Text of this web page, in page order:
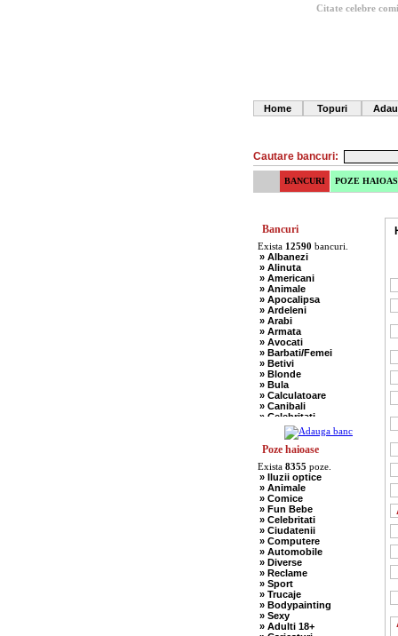
Citate celebre
Home Topuri
Cautare bancuri:
BANCURI POZE
Bancuri
Exista 12590 bancuri.
» Albanezi
» Alinuta
» Americani
» Animale
» Apocalipsa
» Ardeleni
» Arabi
» Armata
» Avocati
» Barbati/Femei
» Betivi
» Blonde
» Bula
» Calculatoare
» Canibali
» Celebritati
» Chelneri
» Chuck Norris
» Ciobani
» Copii
» Craciun
» Cugetari
» Culmi
» Deocheate
» Diverse
» Doctori
» Elevi-Studenti
» Englezi
» Evrei
» Francezi
» Ingineri
» Ion si Maria
» Istorice
» Misogine
» Moldoveni
Poze haioase
Exista 8355 poze.
» Iluzii optice
» Animale
» Comice
» Fun Bebe
» Celebritati
» Ciudatenii
» Computere
» Automobile
» Diverse
» Reclame
» Sport
» Trucaje
» Bodypainting
» Sexy
» Adulti 18+